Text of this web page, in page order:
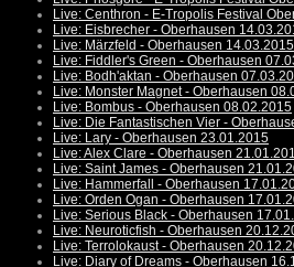
Live: Centhron - E-Tropolis Festival
Live: Eisbrecher - Oberhausen
Live: Märzfeld - Oberhausen 14.03.2015
Live: Fiddler's Green - Oberhausen
Live: Bodh'aktan - Oberhausen
Live: Monster Magnet - Oberhausen
Live: Bombus - Oberhausen 08.02.2015
Live: Die Fantastischen Vier -
Live: Lary - Oberhausen 23.01.2015
Live: Alex Clare - Oberhausen
Live: Saint James - Oberhausen
Live: Hammerfall - Oberhausen
Live: Orden Ogan - Oberhausen
Live: Serious Black - Oberhausen
Live: Neuroticfish - Oberhausen
Live: Terrolokaust - Oberhausen
Live: Diary of Dreams - Oberhausen